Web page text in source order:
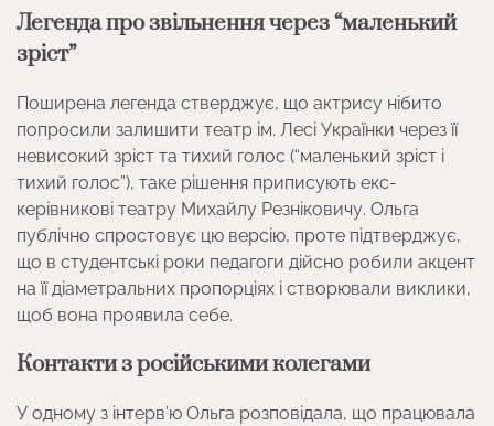
Легенда про звільнення через “маленький
зріст”
Поширена легенда стверджує, що актрису нібито
попросили залишити театр ім. Лесі Українки через її
невисокий зріст та тихий голос (“маленький зріст і
тихий голос”), таке рішення приписують екс-
керівникові театру Михайлу Резніковичу. Ольга
публічно спростовує цю версію, проте підтверджує,
що в студентські роки педагоги дійсно робили акцент
на її діаметральних пропорціях і створювали виклики,
щоб вона проявила себе.
Контакти з російськими колегами
У одному з інтерв’ю Ольга розповідала, що працювала